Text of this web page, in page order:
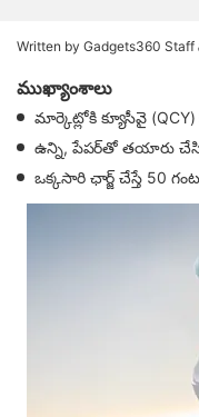
Written by Gadgets360 Staff
ముఖ్యాంశాలు
మార్కెట్లోకి క్యూసీవై
ఉన్ని, పేపర్‌తో తయారు చేసిన
ఒక్కసారి ఛార్జ్ చేస్తే 50